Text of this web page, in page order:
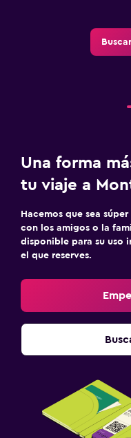
Una forma
tu viaje a
Hacemos que sea
con los amigos o la
disponible para su uso
el que reserves.